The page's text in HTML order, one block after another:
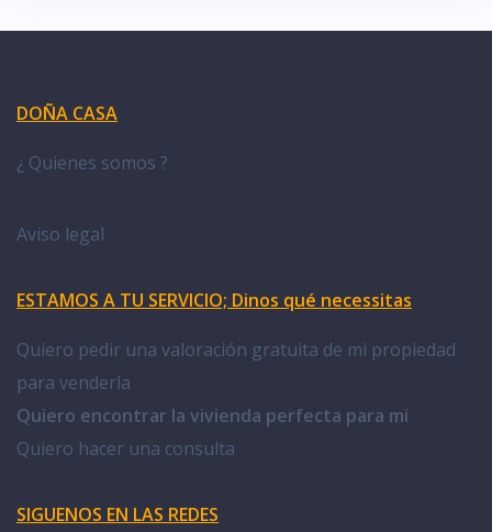
DOÑA CASA
¿ Quienes somos ?
Aviso legal
ESTAMOS A TU SERVICIO; Dinos qué necessitas
Quiero pedir una valoración gratuita de mi propiedad
para venderla
Quiero encontrar la vivienda perfecta para mi
Quiero hacer una consulta
SIGUENOS EN LAS REDES